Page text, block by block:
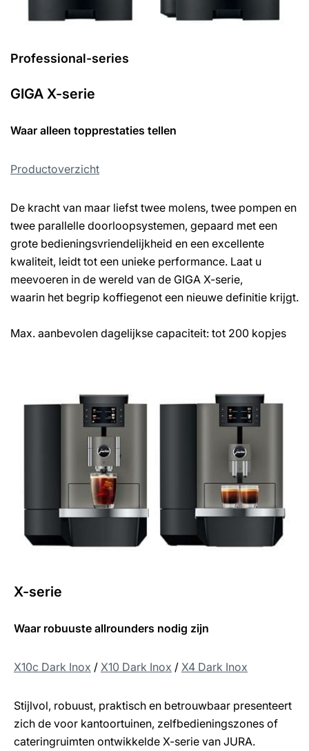
Professional-series
GIGA X-serie
Waar alleen topprestaties tellen
Productoverzicht
De kracht van maar liefst twee molens, twee pompen en
twee parallelle doorloopsystemen, gepaard met een
grote bedieningsvriendelijkheid en een excellente
kwaliteit, leidt tot een unieke performance. Laat u
meevoeren in de wereld van de GIGA X-serie,
waarin het begrip koffiegenot een nieuwe definitie krijgt.
Max. aanbevolen dagelijkse capaciteit: tot 200 kopjes
X-serie
Waar robuuste allrounders nodig zijn
X10c Dark Inox / X10 Dark Inox / X4 Dark Inox
Stijlvol, robuust, praktisch en betrouwbaar presenteert
zich de voor kantoortuinen, zelfbedieningszones of
cateringruimten ontwikkelde X-serie van JURA.